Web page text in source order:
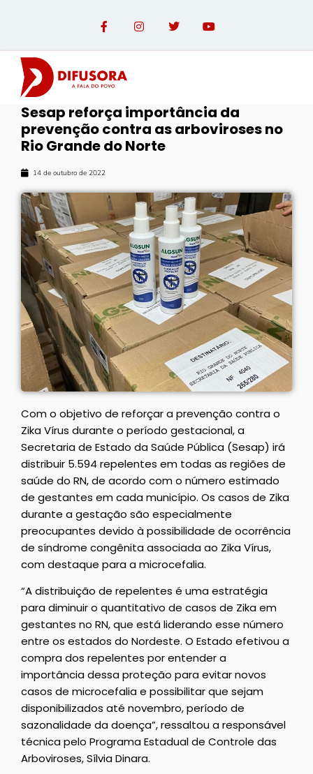
Sesap reforça importância da
prevenção contra as arboviroses no
Rio Grande do Norte
14 de outubro de 2022
Com o objetivo de reforçar a prevenção contra o
Zika Vírus durante o período gestacional, a
Secretaria de Estado da Saúde Pública (Sesap) irá
distribuir 5.594 repelentes em todas as regiões de
saúde do RN, de acordo com o número estimado
de gestantes em cada município. Os casos de Zika
durante a gestação são especialmente
preocupantes devido à possibilidade de ocorrência
de síndrome congênita associada ao Zika Vírus,
com destaque para a microcefalia.
“A distribuição de repelentes é uma estratégia
para diminuir o quantitativo de casos de Zika em
gestantes no RN, que está liderando esse número
entre os estados do Nordeste. O Estado efetivou a
compra dos repelentes por entender a
importância dessa proteção para evitar novos
casos de microcefalia e possibilitar que sejam
disponibilizados até novembro, período de
sazonalidade da doença”, ressaltou a responsável
técnica pelo Programa Estadual de Controle das
Arboviroses, Sílvia Dinara.